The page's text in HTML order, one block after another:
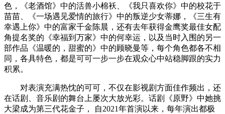
色，《老酒馆》中的活兽小棉袄、《我只喜欢你》中的校花于
苗苗、《一场遇见爱情的旅行》中的叛逆少女蒂娜，《三生有
幸遇上你》中的富家千金陈晨，还有去年获得金鹰奖最佳女配
角提名奖的《幸福到万家》中的何幸运，以及当时入围的另一
部作品《温暖的，甜蜜的》中的顾晓曼等，每个角色都各不相
同，各具特色，都是可可一步一步在观众心中站稳脚跟的实力
积累。
对表演充满热忱的可可，不仅在影视剧方面佳作频出，还
在话剧、音乐剧的舞台上屡次大放光彩。话剧《原野》中她挑
大梁成为第三代花金子， 自2021年首演以来，每年演出都极